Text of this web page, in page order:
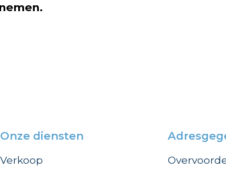
Onze diensten
Verkoop